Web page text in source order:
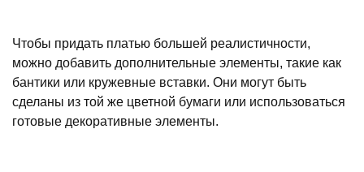
Чтобы придать платью большей реалистичности,
можно добавить дополнительные элементы, такие как
бантики или кружевные вставки. Они могут быть
сделаны из той же цветной бумаги или использоваться
готовые декоративные элементы.